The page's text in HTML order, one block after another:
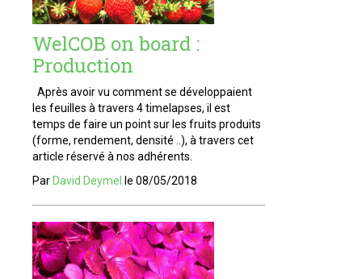
WelCOB on board :
Production
Après avoir vu comment se développaient
les feuilles à travers 4 timelapses, il est
temps de faire un point sur les fruits produits
(forme, rendement, densité ..), à travers cet
article réservé à nos adhérents.
Par David Deymel le 08/05/2018